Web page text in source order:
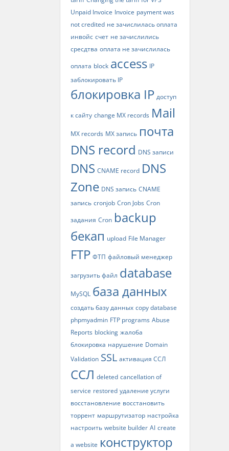
Unpaid Invoice Invoice payment was
not credited не зачислилась оплата
инвойс счет не зачислились
сресдтва оплата не зачислилась
оплата block access IP
заблокировать IP
блокировка IP доступ
к сайту change MX records Mail
MX records MX запись почта
DNS record DNS записи
DNS CNAME record DNS
Zone DNS запись CNAME
запись cronjob Cron Jobs Cron
задания Cron backup
бекап upload File Manager
FTP ФТП файловый менеджер
загрузить файл database
MySQL база данных
создать базу данных copy database
phpmyadmin FTP programs Abuse
Reports blocking жалоба
блокировка нарушение Domain
Validation SSL активация ССЛ
ССЛ deleted cancellation of
service restored удаление услуги
восстановление восстановить
торрент маршрутизатор настройка
настроить website builder AI create
a website конструктор